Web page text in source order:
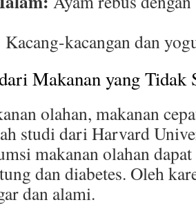
Kacang-kacangan dan
Makanan yang Tidak
olahan, makanan
studi dari Harvard
makanan olahan
dan diabetes. Oleh
dan alami.